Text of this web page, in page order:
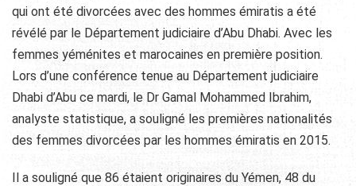
qui ont été divorcées avec des hommes émiratis a été
révélé par le Département judiciaire d’Abu Dhabi. Avec les
femmes yéménites et marocaines en première position.
Lors d’une conférence tenue au Département judiciaire
Dhabi d’Abu ce mardi, le Dr Gamal Mohammed Ibrahim,
analyste statistique, a souligné les premières nationalités
des femmes divorcées par les hommes émiratis en 2015.
Il a souligné que 86 étaient originaires du Yémen, 48 du